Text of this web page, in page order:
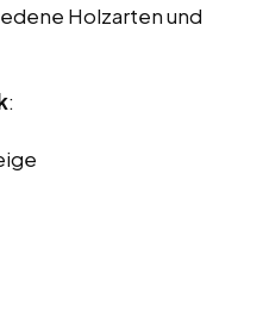
Holzarten und
: